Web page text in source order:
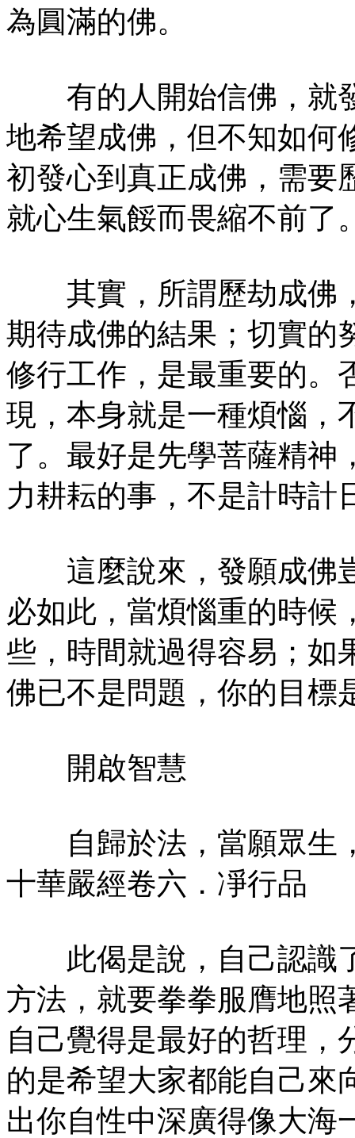
為圓滿的佛。
有的人開始信佛，就
地希望成佛，但不知如何
初發心到真正成佛，需要
就心生氣餒而畏縮不前了
其實，所謂歷劫成佛
期待成佛的結果；切實的
修行工作，是最重要的。
現，本身就是一種煩惱，
了。最好是先學菩薩精神
力耕耘的事，不是計時計
這麼說來，發願成佛
必如此，當煩惱重的時候
些，時間就過得容易；如
佛已不是問題，你的目標
開啟智慧
自歸於法，當願眾生
十華嚴經卷六．凈行品
此偈是說，自己認識
方法，就要拳拳服膺地照
自己覺得是最好的哲理，
的是希望大家都能自己來
出你自性中深廣得像大海